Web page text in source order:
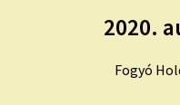
2020.
Fogyó